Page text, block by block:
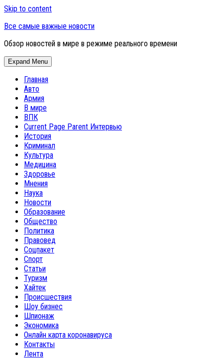
Skip to content
Все самые важные новости
Обзор новостей в мире в режиме реального времени
Expand Menu
Главная
Авто
Армия
В мире
ВПК
Current Page Parent Интервью
История
Криминал
Культура
Медицина
Здоровье
Мнения
Наука
Новости
Образование
Общество
Политика
Правовед
Соцпакет
Спорт
Статьи
Туризм
Хайтек
Происшествия
Шоу бизнес
Шпионаж
Экономика
Онлайн карта коронавируса
Контакты
Лента